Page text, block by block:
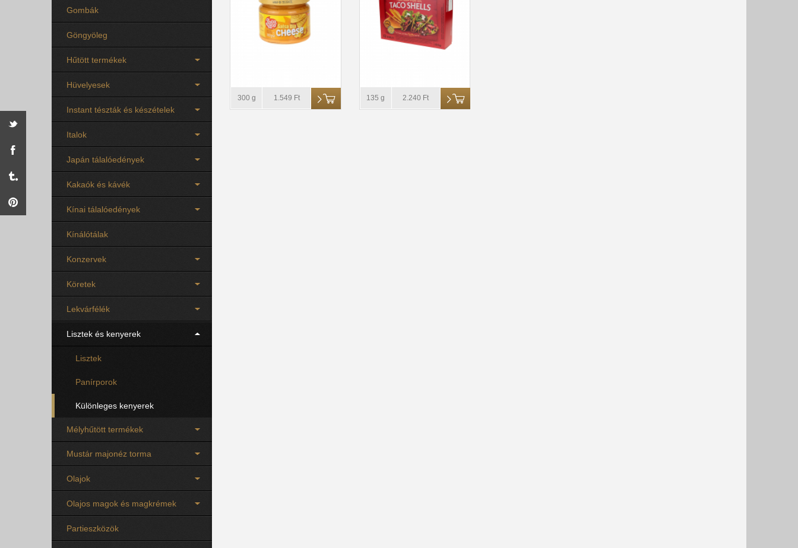
Gombák
Göngyöleg
Hűtött termékek
Hüvelyesek
Instant tészták és készételek
Italok
Japán tálalóedények
Kakaók és kávék
Kínai tálalóedények
Kínálótálak
Konzervek
Köretek
Lekvárfélék
Lisztek és kenyerek
Lisztek
Panírporok
Különleges kenyerek
Mélyhűtött termékek
Mustár majonéz torma
Olajok
Olajos magok és magkrémek
Partieszközök
300 g 1.549 Ft 135 g 2.240 Ft